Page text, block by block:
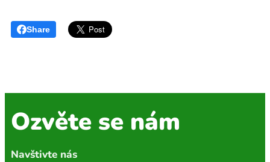
Share
Ozvěte se nám
Navštivte nás